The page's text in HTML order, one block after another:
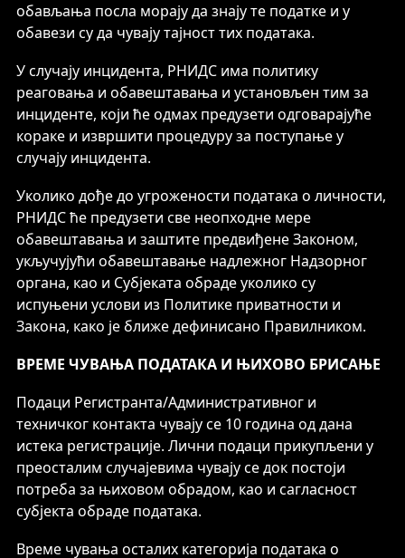
обављања посла морају да знају те податке и у
обавези су да чувају тајност тих података.
У случају инцидента, РНИДС има политику
реаговања и обавештавања и установљен тим за
инциденте, који ће одмах предузети одговарајуће
кораке и извршити процедуру за поступање у
случају инцидента.
Уколико дође до угрожености података о личности,
РНИДС ће предузети све неопходне мере
обавештавања и заштите предвиђене Законом,
укључујући обавештавање надлежног Надзорног
органа, као и Субјеката обраде уколико су
испуњени услови из Политике приватности и
Закона, како је ближе дефинисано Правилником.
ВРЕМЕ ЧУВАЊА ПОДАТАКА И ЊИХОВО БРИСАЊЕ
Подаци Регистранта/Административног и
техничког контакта чувају се 10 година од дана
истека регистрације. Лични подаци прикупљени у
преосталим случајевима чувају се док постоји
потреба за њиховом обрадом, као и сагласност
субјекта обраде података.
Време чувања осталих категорија података о